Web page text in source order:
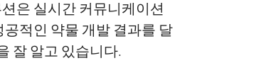
은 실시간 커뮤니케이션
공적인 약물 개발 결과를 달
잘 알고 있습니다.